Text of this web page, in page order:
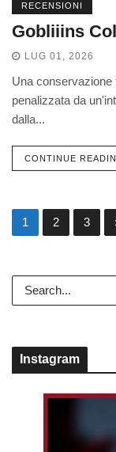
RECENSIONI
Gobliiins
LUG 01, 2026
Una conservazione
penalizzata da
dalla...
CONTINUE
1 2 3
Instagram